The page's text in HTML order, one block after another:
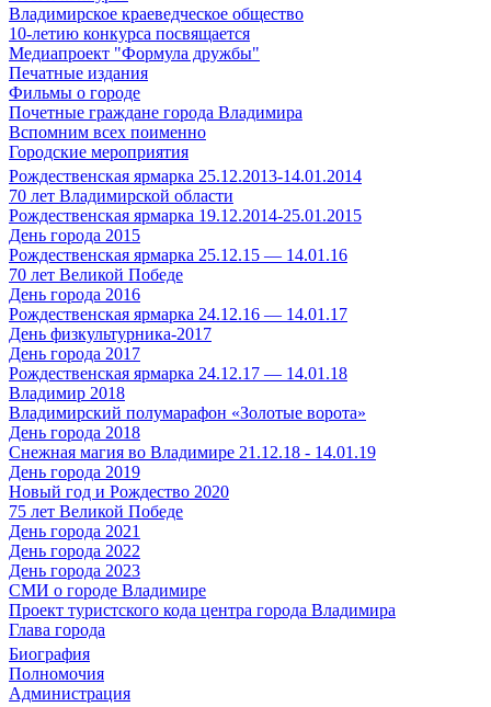
Владимирское краеведческое общество
10-летию конкурса посвящается
Медиапроект "Формула дружбы"
Печатные издания
Фильмы о городе
Почетные граждане города Владимира
Вспомним всех поименно
Городские мероприятия
Рождественская ярмарка 25.12.2013-14.01.2014
70 лет Владимирской области
Рождественская ярмарка 19.12.2014-25.01.2015
День города 2015
Рождественская ярмарка 25.12.15 — 14.01.16
70 лет Великой Победе
День города 2016
Рождественская ярмарка 24.12.16 — 14.01.17
День физкультурника-2017
День города 2017
Рождественская ярмарка 24.12.17 — 14.01.18
Владимир 2018
Владимирский полумарафон «Золотые ворота»
День города 2018
Снежная магия во Владимире 21.12.18 - 14.01.19
День города 2019
Новый год и Рождество 2020
75 лет Великой Победе
День города 2021
День города 2022
День города 2023
СМИ о городе Владимире
Проект туристского кода центра города Владимира
Глава города
Биография
Полномочия
Администрация